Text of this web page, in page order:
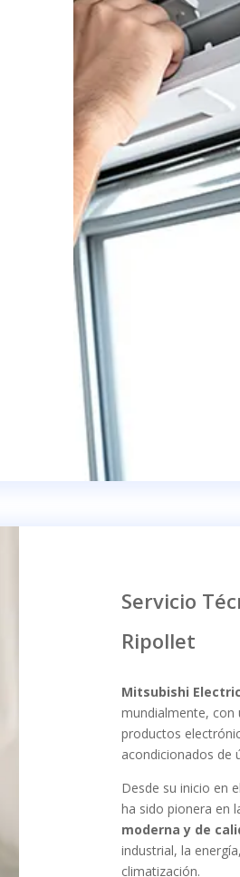
Servicio
Ripollet
Mitsubishi Electric
mundialmente, con
productos
acondicionados de
Desde su inicio en
ha sido pionera en
moderna y de
industrial, la
climatización.